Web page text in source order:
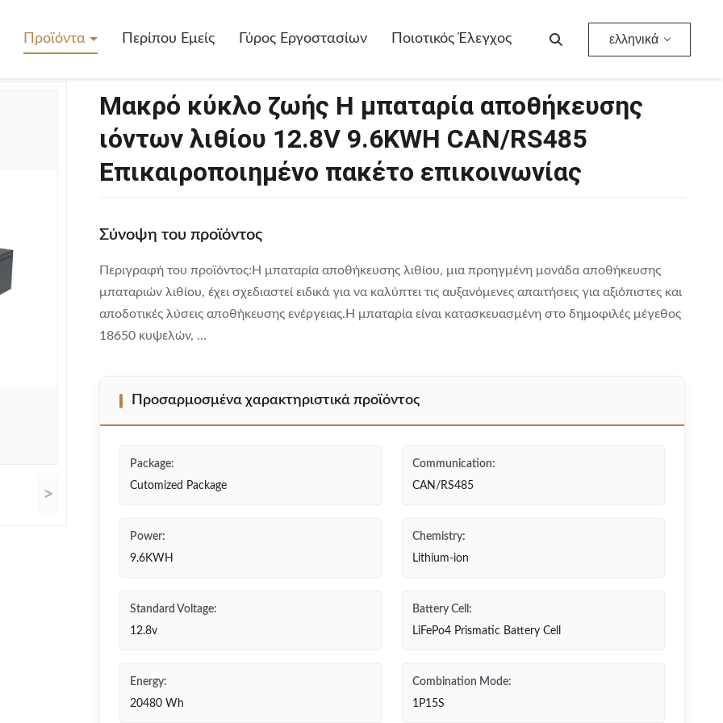
Προϊόντα Περίπου Εμείς Γύρος Εργοστασίων Ποιοτικός Έλεγχος ελληνικά
Ζωής Η Μπαταρία Αποθήκευσης Ιόντων Λιθίου 12.8V 9.6KWH CAN/RS485 Επικαιροποιημένο Πακέτο Επικοινωνίας
>
Μακρό κύκλο ζωής Η μπαταρία αποθήκευσης
ιόντων λιθίου 12.8V 9.6KWH CAN/RS485
Επικαιροποιημένο πακέτο επικοινωνίας
Σύνοψη του προϊόντος
Περιγραφή του προϊόντος:Η μπαταρία αποθήκευσης λιθίου, μια προηγμένη μονάδα αποθήκευσης
μπαταριών λιθίου, έχει σχεδιαστεί ειδικά για να καλύπτει τις αυξανόμενες απαιτήσεις για αξιόπιστες και
αποδοτικές λύσεις αποθήκευσης ενέργειας.Η μπαταρία είναι κατασκευασμένη στο δημοφιλές μέγεθος
18650 κυψελών, ...
Προσαρμοσμένα χαρακτηριστικά προϊόντος
Package:
Cutomized Package
Communication:
CAN/RS485
Power:
9.6KWH
Chemistry:
Lithium-ion
Standard Voltage:
12.8v
Battery Cell:
LiFePo4 Prismatic Battery Cell
Energy:
20480 Wh
Combination Mode:
1P15S